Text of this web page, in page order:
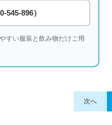
545-896）
すい服装と飲み物だけご用
次へ